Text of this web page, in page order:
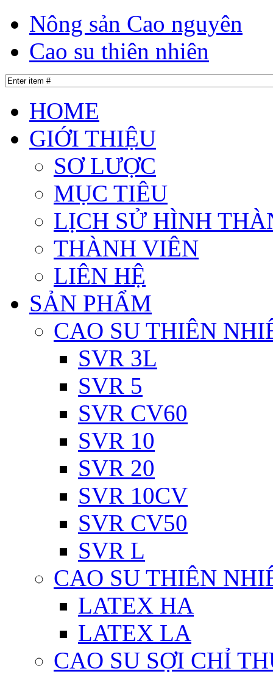
Nông sản Cao nguyên
Cao su thiên nhiên
HOME
GIỚI THIỆU
SƠ LƯỢC
MỤC TIÊU
LỊCH SỬ HÌNH
THÀNH VIÊN
LIÊN HỆ
SẢN PHẨM
CAO SU THIÊN
SVR 3L
SVR 5
SVR CV60
SVR 10
SVR 20
SVR 10CV
SVR CV50
SVR L
CAO SU THIÊN
LATEX HA
LATEX LA
CAO SU SỢI CHỈ